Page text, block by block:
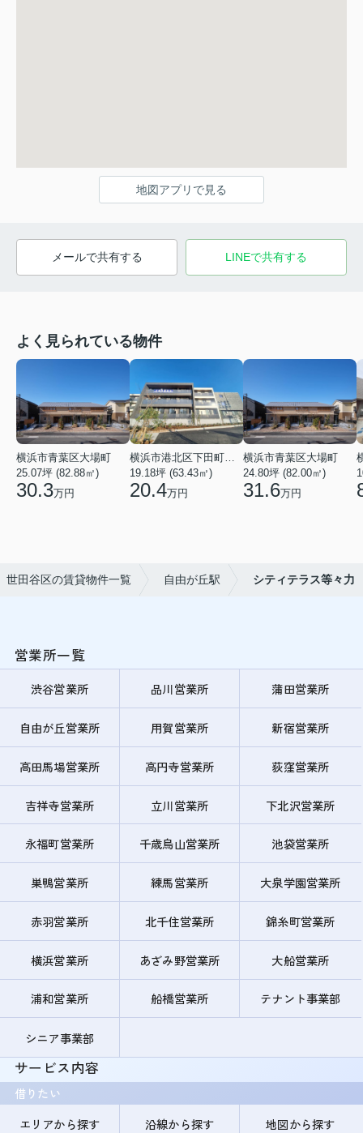
地図アプリで見る
メールで共有する LINEで共有する
よく見られている物件
横浜市青葉区大場町
25.07坪 (82.88㎡)
30.3万円
19.18坪 (63.43㎡)
20.4万円
横浜市青葉区大場町
24.80坪 (82.00㎡)
31.6万円
世田谷区の賃貸物件一覧 自由が丘駅 シティテラス等々力
営業所一覧
渋谷営業所 品川営業所 蒲田営業所
自由が丘営業所 用賀営業所 新宿営業所
高田馬場営業所 高円寺営業所 荻窪営業所
吉祥寺営業所 立川営業所 下北沢営業所
永福町営業所 千歳烏山営業所 池袋営業所
巣鴨営業所 練馬営業所 大泉学園営業所
赤羽営業所 北千住営業所 錦糸町営業所
横浜営業所 あざみ野営業所 大船営業所
浦和営業所 船橋営業所 テナント事業部
シニア事業部
サービス内容
借りたい
エリアから探す
沿線から探す 地図から探す